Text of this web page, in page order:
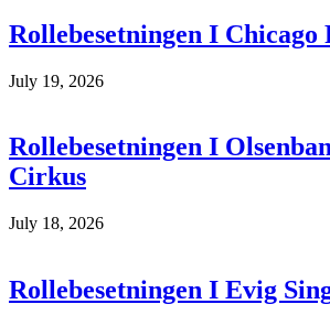
Rollebesetningen I Chicago
July 19, 2026
Rollebesetningen I
Cirkus
July 18, 2026
Rollebesetningen I Evig